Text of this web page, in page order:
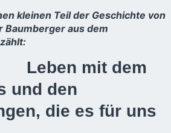
kleinen Teil der Geschichte von
Baumberger aus dem
Leben mit dem
und den
die es für uns